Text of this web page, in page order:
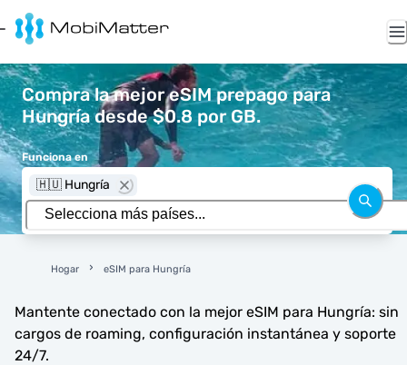
Compra la mejor eSIM prepago para
Hungría desde $0.8 por GB.
Funciona en
🇭🇺 Hungría
Hogar eSIM para Hungría
Mantente conectado con la mejor eSIM para Hungría: sin
cargos de roaming, configuración instantánea y soporte
24/7.